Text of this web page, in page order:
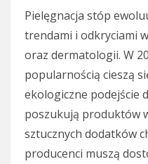
Pielęgnacja stóp
trendami i odkryciami
oraz dermatologii. W
popularnością cieszą
ekologiczne podejście
poszukują produktów
sztucznych dodatków
producenci muszą